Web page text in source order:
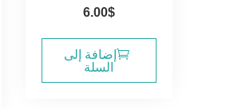
6.00$
إضافة إلى
السلة